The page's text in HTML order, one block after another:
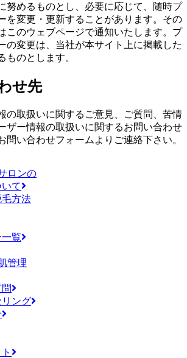
努めるものとし、必要に応じて、随時プ
を変更・更新することがあります。その
このウェブページで通知いたします。プ
の変更は、当社が本サイト上に掲載した
ものとします。
せ先
の取扱いに関するご意見、ご質問、苦情
ザー情報の取扱いに関するお問い合わせ
問い合わせフォームよりご連絡下さい。
ロンの
て
毛方法
覧
管理
ング